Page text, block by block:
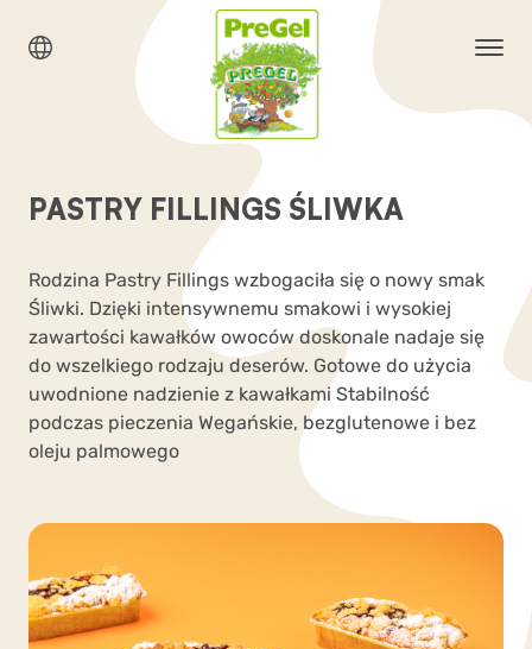
PASTRY FILLINGS ŚLIWKA
Rodzina Pastry Fillings wzbogaciła się o nowy smak
Śliwki. Dzięki intensywnemu smakowi i wysokiej
zawartości kawałków owoców doskonale nadaje się
do wszelkiego rodzaju deserów. Gotowe do użycia
uwodnione nadzienie z kawałkami Stabilność
podczas pieczenia Wegańskie, bezglutenowe i bez
oleju palmowego